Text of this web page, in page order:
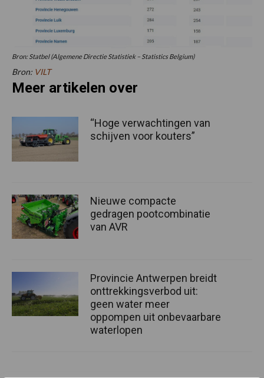
Bron: Statbel (Algemene Directie Statistiek – Statistics Belgium)
Bron: VILT
Meer artikelen over
“Hoge verwachtingen van
schijven voor kouters”
Nieuwe compacte
gedragen pootcombinatie
van AVR
Provincie Antwerpen breidt
onttrekkingsverbod uit:
geen water meer
oppompen uit onbevaarbare
waterlopen